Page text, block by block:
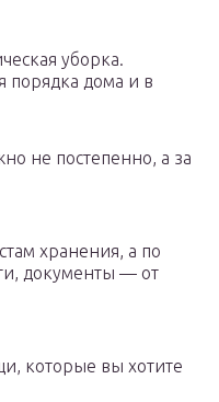
уборка.
порядка дома и в
не постепенно, а за
хранения, а по
документы — от
которые вы хотите